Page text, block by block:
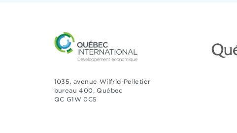
1035, avenue Wilfrid-Pelletier
bureau 400, Québec
QC G1W 0C5